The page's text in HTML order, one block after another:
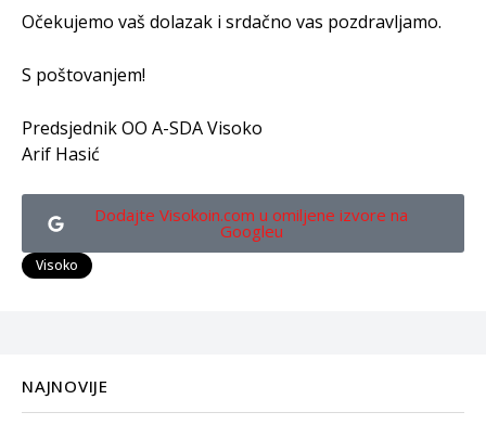
Očekujemo vaš dolazak i srdačno vas pozdravljamo.
S poštovanjem!
Predsjednik OO A-SDA Visoko
Arif Hasić
Dodajte Visokoin.com u omiljene izvore na
Googleu
Visoko
NAJNOVIJE